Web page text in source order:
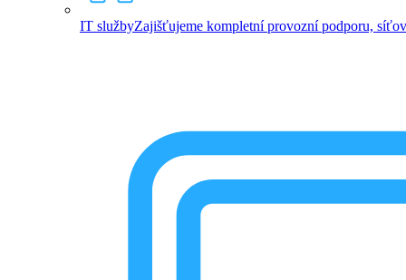
IT službyZajišťujeme kompletní provozní podporu,